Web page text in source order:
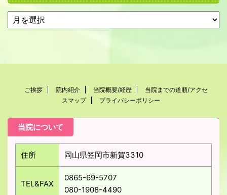
ご挨拶 院内紹介 当院概要/経歴
当院までの道順/アクセ
スマップ
プライバシーポリシー
当院について
住所 岡山県笠岡市新賀3310
TEL&FAX
0865-69-5707
080-1908-4490